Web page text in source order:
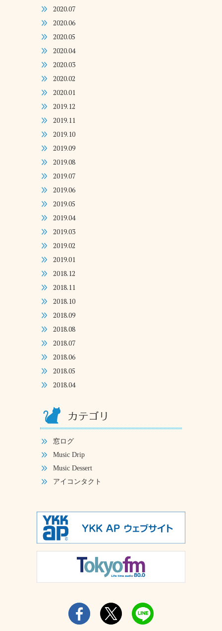
2020.07
2020.06
2020.05
2020.04
2020.03
2020.02
2020.01
2019.12
2019.11
2019.10
2019.09
2019.08
2019.07
2019.06
2019.05
2019.04
2019.03
2019.02
2019.01
2018.12
2018.11
2018.10
2018.09
2018.08
2018.07
2018.06
2018.05
2018.04
窓ログ
Music Drip
Music Dessert
アイコンタクト